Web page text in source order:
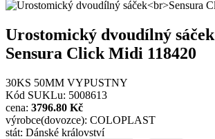
Urostomický dvoudílný sáček
Sensura Click Midi 118420
30KS 50MM VYPUSTNY
Kód SUKLu: 5008613
cena: 3796.80 Kč
výrobce(dovozce): COLOPLAST
stát: Dánské království